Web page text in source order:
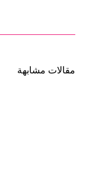
مقالات مشابهة